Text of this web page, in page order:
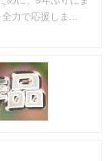
力で応援しま...